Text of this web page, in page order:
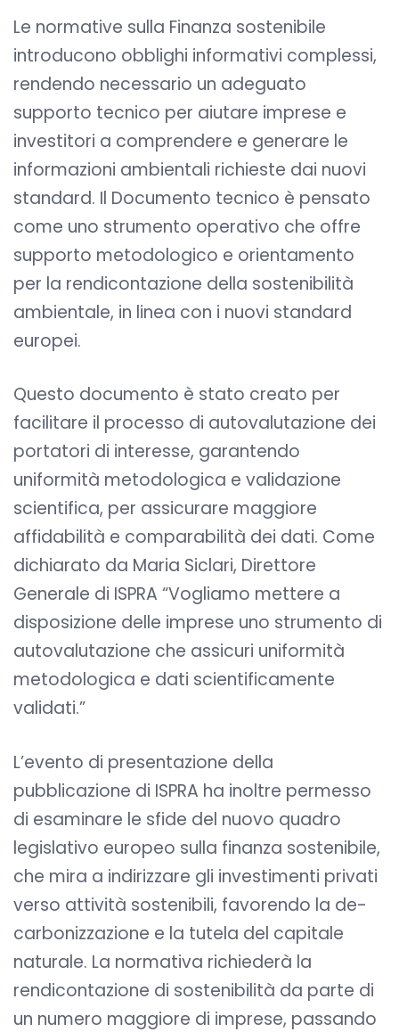
Le normative sulla Finanza sostenibile
introducono obblighi informativi complessi,
rendendo necessario un adeguato
supporto tecnico per aiutare imprese e
investitori a comprendere e generare le
informazioni ambientali richieste dai nuovi
standard. Il Documento tecnico è pensato
come uno strumento operativo che offre
supporto metodologico e orientamento
per la rendicontazione della sostenibilità
ambientale, in linea con i nuovi standard
europei.
Questo documento è stato creato per
facilitare il processo di autovalutazione dei
portatori di interesse, garantendo
uniformità metodologica e validazione
scientifica, per assicurare maggiore
affidabilità e comparabilità dei dati. Come
dichiarato da Maria Siclari, Direttore
Generale di ISPRA “Vogliamo mettere a
disposizione delle imprese uno strumento di
autovalutazione che assicuri uniformità
metodologica e dati scientificamente
validati.”
L’evento di presentazione della
pubblicazione di ISPRA ha inoltre permesso
di esaminare le sfide del nuovo quadro
legislativo europeo sulla finanza sostenibile,
che mira a indirizzare gli investimenti privati
verso attività sostenibili, favorendo la de-
carbonizzazione e la tutela del capitale
naturale. La normativa richiederà la
rendicontazione di sostenibilità da parte di
un numero maggiore di imprese, passando